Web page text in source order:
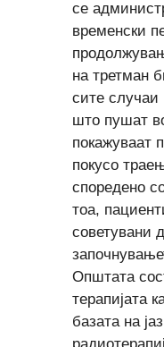
се
временски
на третман
сите случаи
што пушат
покажуваат
покусо
споредено
тоа,
советувани
Општата
терапијата
базата на